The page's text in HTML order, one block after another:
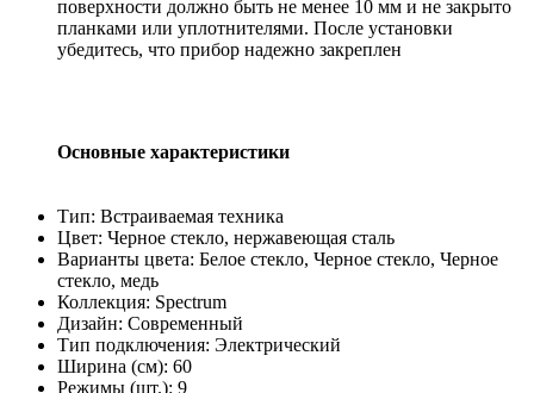
поверхности должно быть не менее 10 мм и не закрыто
планками или уплотнителями. После установки
убедитесь, что прибор надежно закреплен
Основные характеристики
Тип: Встраиваемая техника
Цвет: Черное стекло, нержавеющая сталь
Варианты цвета: Белое стекло, Черное стекло, Черное
стекло, медь
Коллекция: Spectrum
Дизайн: Современный
Тип подключения: Электрический
Ширина (см): 60
Режимы (шт.): 9